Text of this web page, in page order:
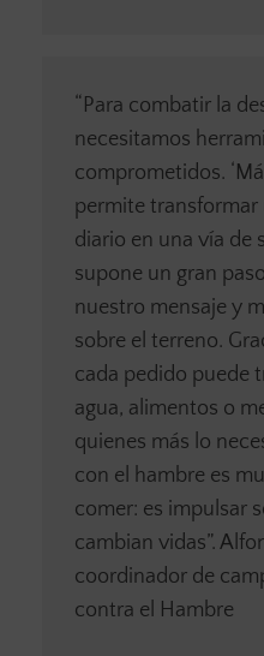
“Para combatir la
necesitamos
comprometidos.
permite transformar
diario en una vía de
supone un gran
nuestro mensaje y
sobre el terreno.
cada pedido puede
agua, alimentos o
quienes más lo
con el hambre es
comer: es impulsar
cambian vidas”.
coordinador de
contra el Hambre